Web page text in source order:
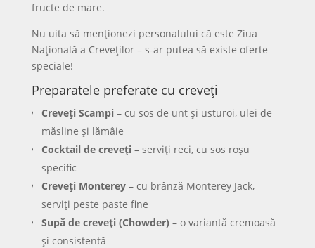
fructe de mare.
Nu uita să menționezi personalului că este Ziua
Națională a Creveților – s-ar putea să existe oferte
speciale!
Preparatele preferate cu creveți
Creveți Scampi– cu sos de unt și usturoi, ulei de
măsline și lămâie
Cocktail de creveți– serviți reci, cu sos roșu
specific
Creveți Monterey– cu brânză Monterey Jack,
serviți peste paste fine
Supă de creveți (Chowder) – o variantă cremoasă
și consistentă